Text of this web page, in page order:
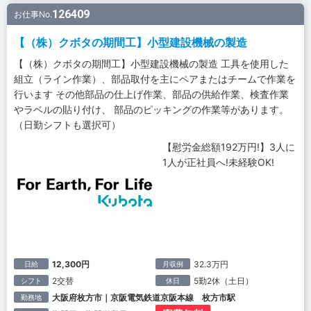
お仕事No.126409
【（株）クボタの期間工】小型建設機械の製造
【（株）クボタの期間工】小型建設機械の製造 工具を使用した
組立（ライン作業）、部品取付を主にペアまたはチームで作業を
行います その他部品の仕上げ作業、部品の供給作業、検査作業
やラベルの貼り付け、 部品のピッキングの作業等があります。
（日勤シフトも選択可）
【慰労金総額192万円!】3人に
1人が正社員へ!未経験OK!
日給 12,300円 月収例 32.3万円
シフト 2交替 休日 5勤2休（土日）
勤務地 大阪府枚方市｜京阪電気鉄道京阪本線 枚方市駅